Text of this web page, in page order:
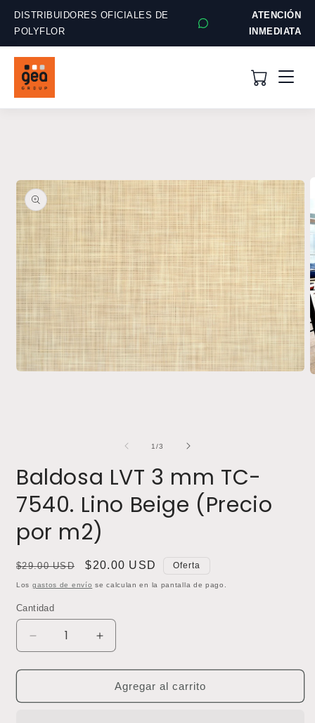
directamente
al contenido
DISTRIBUIDORES OFICIALES DE
POLYFLOR
ATENCIÓN
INMEDIATA
1/de
3
Baldosa LVT 3 mm TC-
7540. Lino Beige (Precio
por m2)
Precio
habitual
$29.00 USD
Precio
de
$20.00 USD Oferta
Los gastos de envío se calculan en la pantalla de pago.
Cantidad
Reducir
cantidad
para
LVT
Aumentar
cantidad
para
Baldosa
LVT
Agregar al carrito